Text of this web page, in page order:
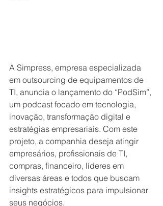
A Simpress, empresa especializada
em outsourcing de equipamentos de
TI, anuncia o lançamento do “PodSim”,
um podcast focado em tecnologia,
inovação, transformação digital e
estratégias empresariais. Com este
projeto, a companhia deseja atingir
empresários, profissionais de TI,
compras, financeiro, líderes em
diversas áreas e todos que buscam
insights estratégicos para impulsionar
seus negócios.